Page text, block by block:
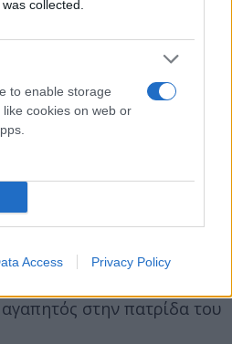
collected.
to enable storage
cookies on web or
Access Privacy Policy
πληροφορίες στα
και θα πρέπει εδώ να
έχει πολλές φορές
στην πατρίδα του